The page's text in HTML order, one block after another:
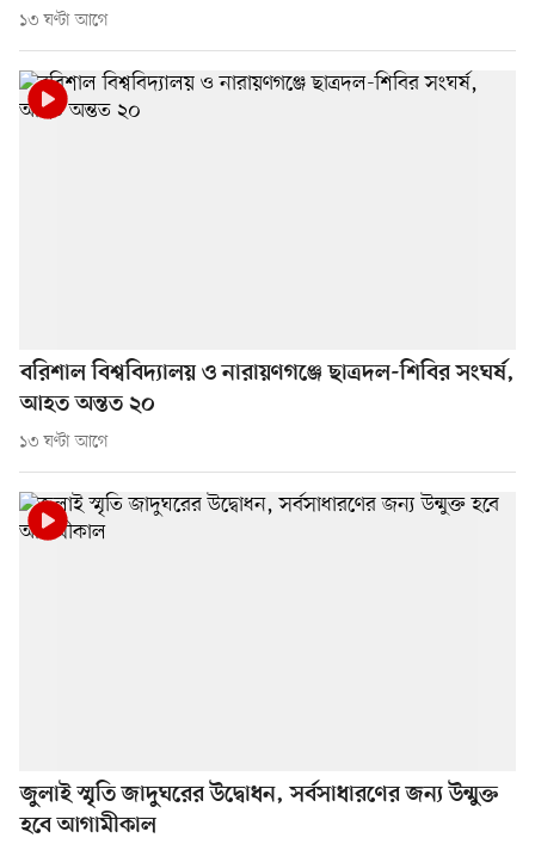
১৩ ঘণ্টা আগে
বরিশাল বিশ্ববিদ্যালয় ও নারায়ণগঞ্জে ছাত্রদল-শিবির সংঘর্ষ,
আহত অন্তত ২০
১৩ ঘণ্টা আগে
জুলাই স্মৃতি জাদুঘরের উদ্বোধন, সর্বসাধারণের জন্য উন্মুক্ত
হবে আগামীকাল